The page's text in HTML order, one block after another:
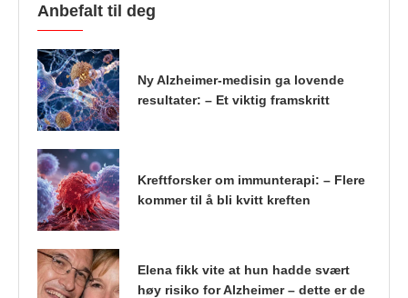
Anbefalt til deg
Ny Alzheimer-medisin ga lovende
resultater: – Et viktig framskritt
Kreftforsker om immunterapi: – Flere
kommer til å bli kvitt kreften
Elena fikk vite at hun hadde svært
høy risiko for Alzheimer – dette er de